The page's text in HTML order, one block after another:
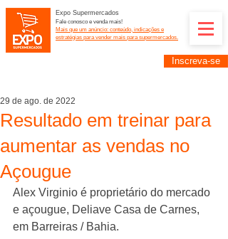
Expo Supermercados
Fale conosco e venda mais!
Mais que um anúncio: conteúdo, indicações e
estratégias para vender mais para supermercados.
Inscreva-se
Resultado em treinar para
aumentar as vendas no
Açougue
29 de ago. de 2022
Alex Virginio é proprietário do mercado
e açougue, Deliave Casa de Carnes,
em Barreiras / Bahia.